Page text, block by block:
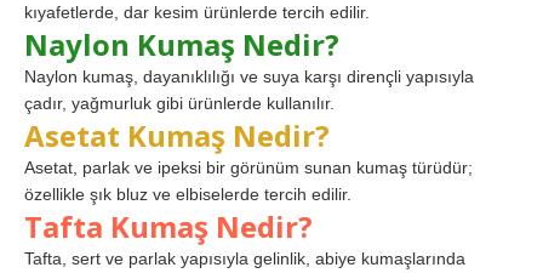
kıyafetlerde, dar kesim ürünlerde tercih edilir.
Naylon Kumaş Nedir?
Naylon kumaş, dayanıklılığı ve suya karşı dirençli yapısıyla
çadır, yağmurluk gibi ürünlerde kullanılır.
Asetat Kumaş Nedir?
Asetat, parlak ve ipeksi bir görünüm sunan kumaş türüdür;
özellikle şık bluz ve elbiselerde tercih edilir.
Tafta Kumaş Nedir?
Tafta, sert ve parlak yapısıyla gelinlik, abiye kumaşlarında